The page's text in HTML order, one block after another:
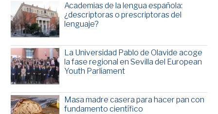
Academias de la lengua española:
¿descriptoras o prescriptoras del
lenguaje?
La Universidad Pablo de Olavide acoge
la fase regional en Sevilla del European
Youth Parliament
Masa madre casera para hacer pan con
fundamento científico